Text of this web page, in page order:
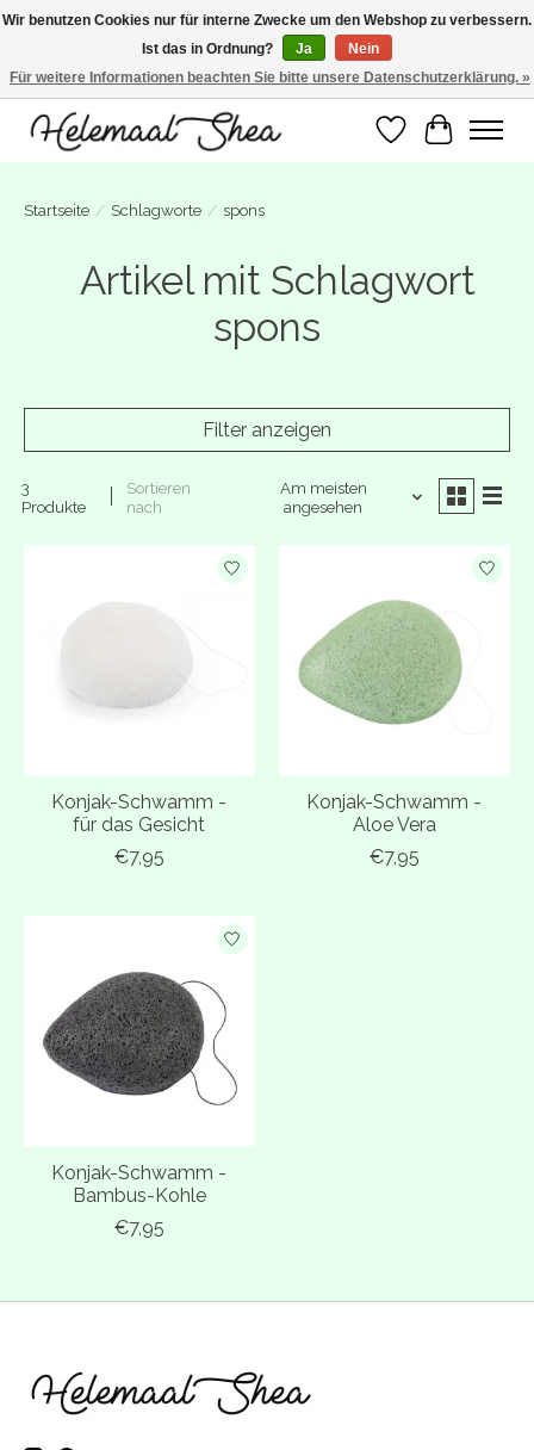
SUMMER BREAK! Wij zijn gesloten van 27 juli t/m 16 augustus. Bestellen is nog
wel mogelijk. Alle bestellingen worden vanaf 17 augustus in behandeling
genomen.
Wunschzettel
Ihr
Startseite / Schlagworte / spons
Artikel mit Schlagwort
spons
Filter anzeigen
3
Produkte
Sortieren
nach
Am meisten
angesehen
Konjak-Schwamm -
für das Gesicht
€7,95
Konjak-Schwamm -
Aloe Vera
€7,95
Konjak-Schwamm -
Bambus-Kohle
€7,95
Wir benutzen Cookies nur für interne Zwecke um den Webshop zu verbessern.
Ist das in Ordnung?
Ja
Nein
Für weitere Informationen beachten Sie bitte unsere Datenschutzerklärung. »